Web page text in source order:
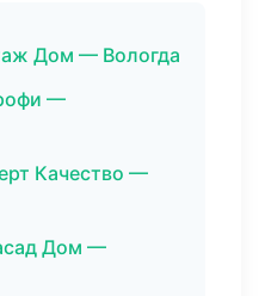
Дом — Вологда
—
Качество —
Дом —